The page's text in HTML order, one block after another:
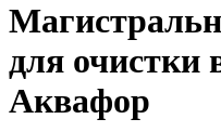
для очистки
Аквафор